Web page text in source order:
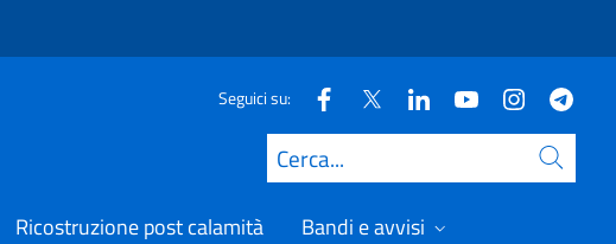
Seguici su:
Cerca
Ricostruzione post calamità Bandi e avvisi